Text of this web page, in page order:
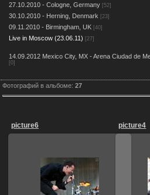
27.10.2010 - Cologne, Germany [52]
30.10.2010 - Herning, Denmark [23]
09.11.2010 - Birmingham, UK [40]
Live in Moscow (23.06.11) [27]
14.09.2012 Mexico City, MX - Arena Ciudad de
[0]
Фотографий в альбоме: 27
picture6
24.06.2011
Karma_Killer
picture4